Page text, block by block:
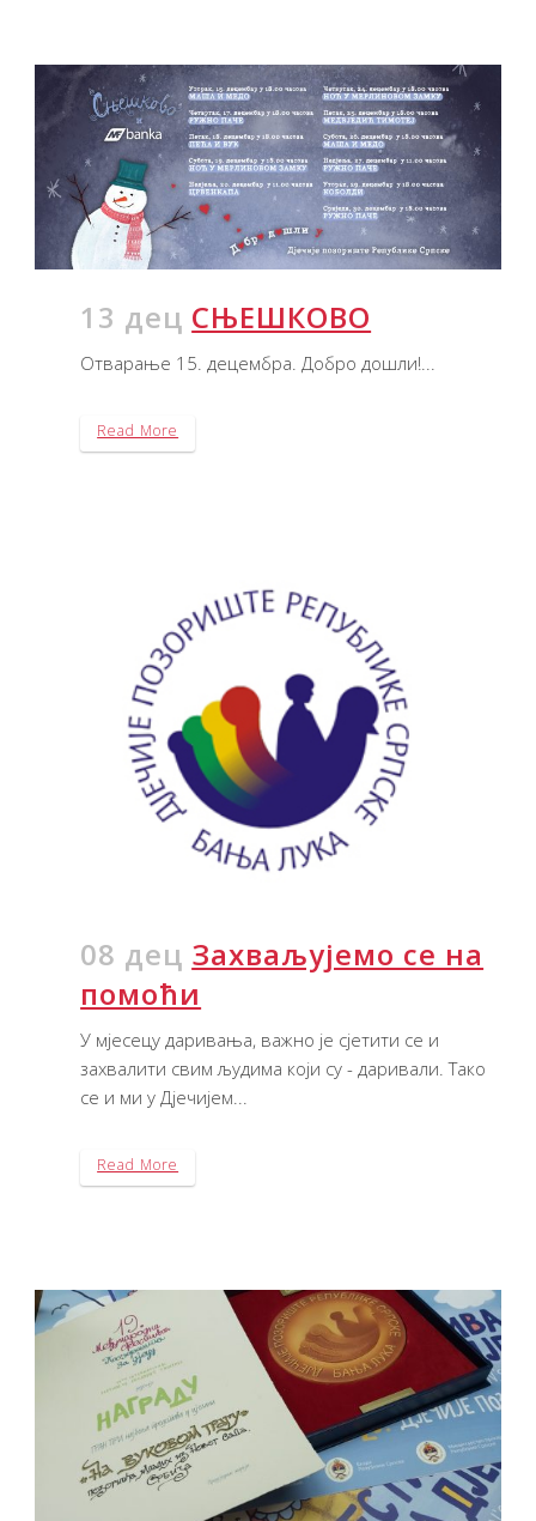
13 дец СЊЕШКОВО
Отварање 15. децембра. Добро дошли!...
Read More
08 дец Захваљујемо се на
помоћи
У мјесецу даривања, важно је сјетити се и
захвалити свим људима који су - даривали. Тако
се и ми у Дјечијем...
Read More